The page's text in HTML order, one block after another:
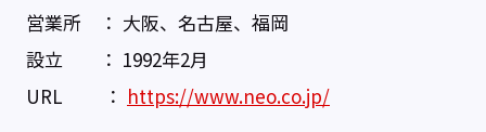
営業所 ： 大阪、名古屋、福岡
設立 ： 1992年2月
URL ： https://www.neo.co.jp/